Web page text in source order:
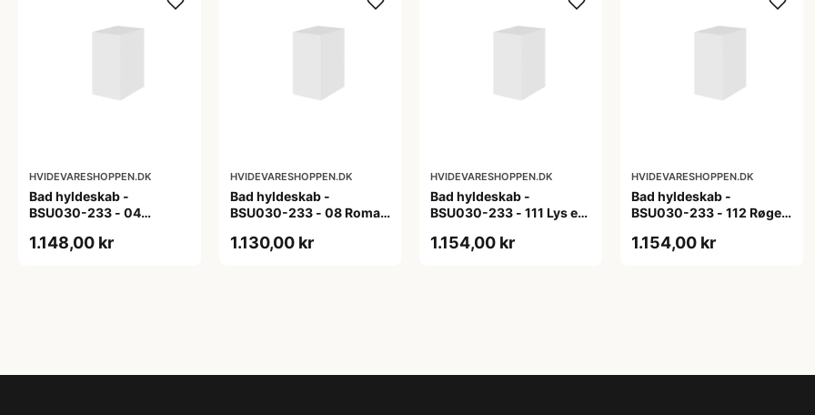
HVIDEVARESHOPPEN.DK
Bad hyldeskab -
BSU030-233 - 04
1.148,00 kr
HVIDEVARESHOPPEN.DK
Bad hyldeskab -
BSU030-233 - 08 Roma -
1.130,00 kr
HVIDEVARESHOPPEN.DK
Bad hyldeskab -
BSU030-233 - 111 Lys eg
1.154,00 kr
HVIDEVARESHOPPEN.DK
Bad hyldeskab -
BSU030-233 - 112 Røget
1.154,00 kr